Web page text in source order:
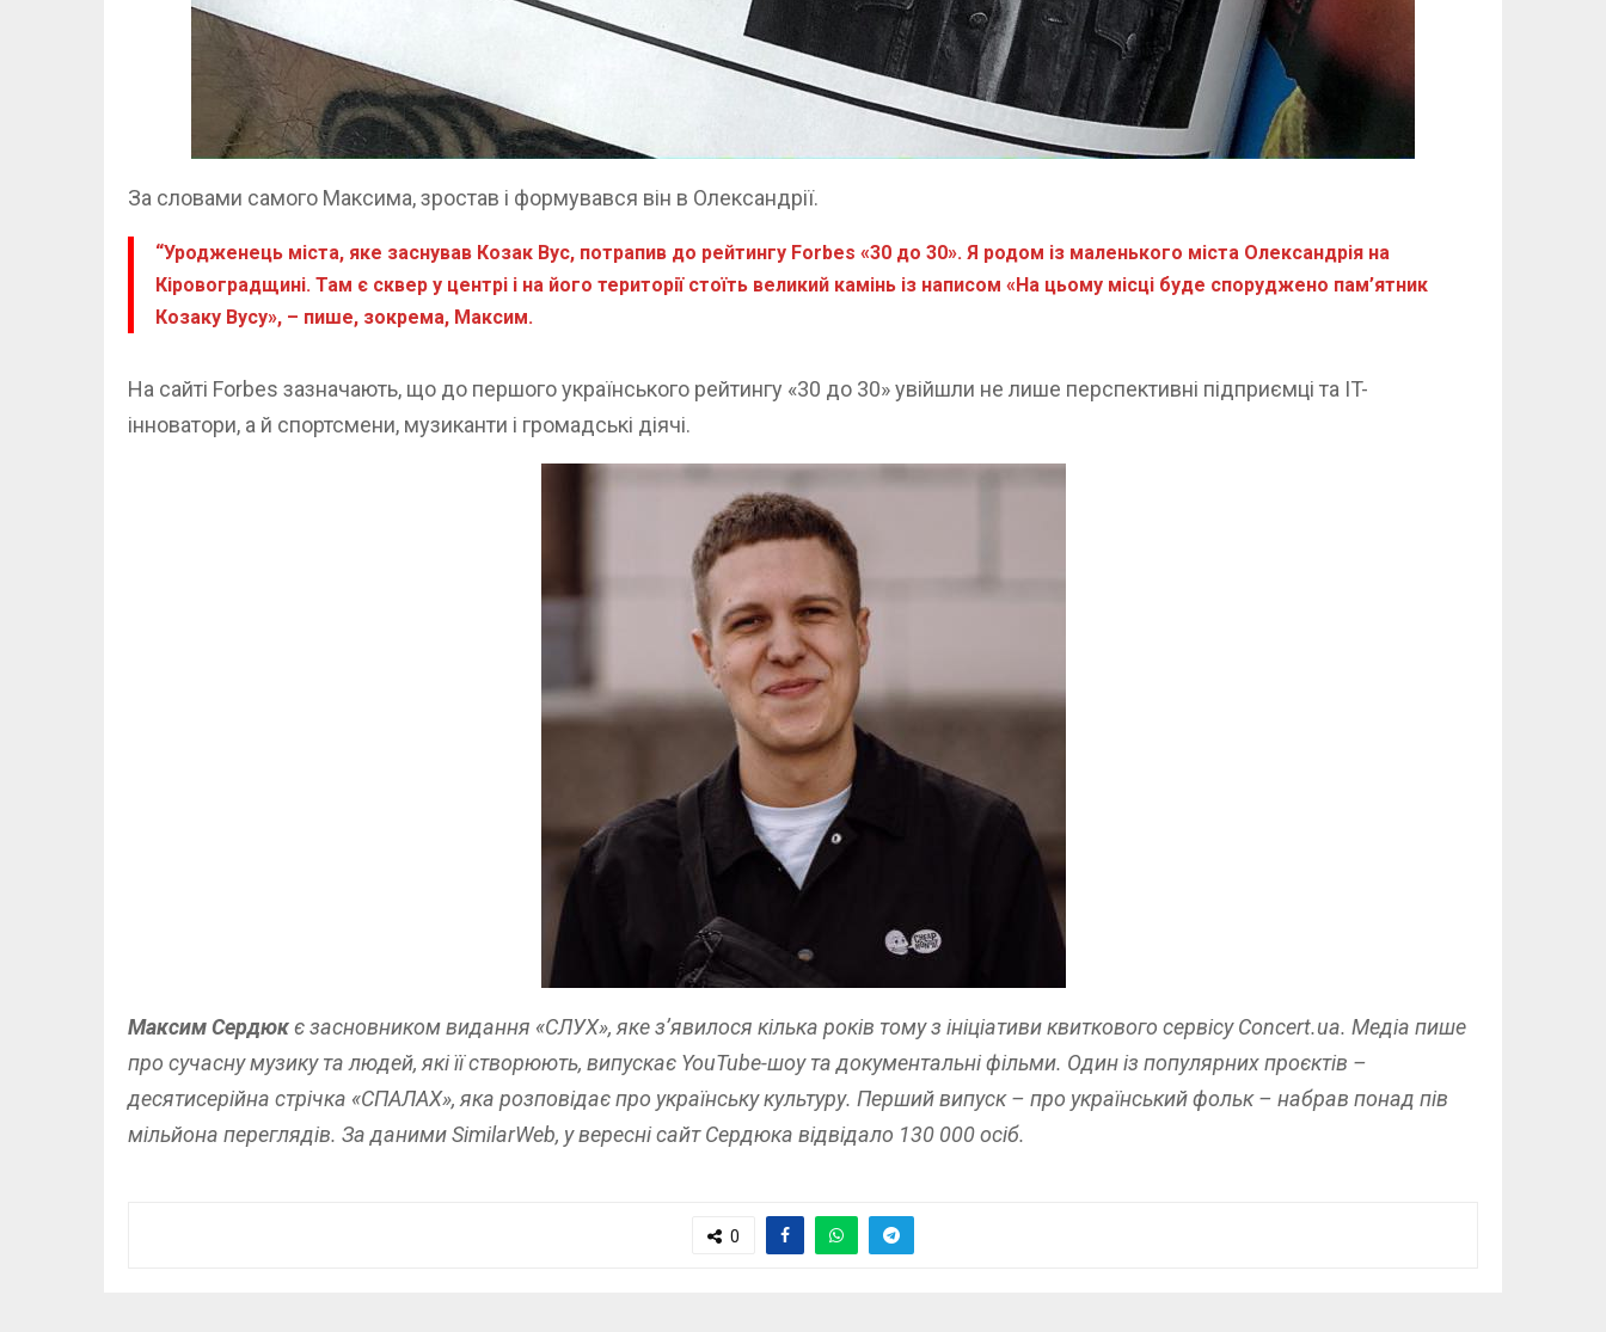
За словами самого Максима, зростав і формувався він в Олександрії.
“Уродженець міста, яке заснував Козак Вус, потрапив до рейтингу Forbes «30 до 30». Я родом із маленького міста Олександрія на
Кіровоградщині. Там є сквер у центрі і на його території стоїть великий камінь із написом «На цьому місці буде споруджено пам’ятник
Козаку Вусу», – пише, зокрема, Максим.
На сайті Forbes зазначають, що до першого українського рейтингу «30 до 30» увійшли не лише перспективні підприємці та IT-
інноватори, а й спортсмени, музиканти і громадські діячі.
Максим Сердюкє засновником видання «СЛУХ», яке з’явилося кілька років тому з ініціативи квиткового сервісу Concert.ua. Медіа пише
про сучасну музику та людей, які її створюють, випускає YouTube-шоу та документальні фільми. Один із популярних проєктів –
десятисерійна стрічка «СПАЛАХ», яка розповідає про українську культуру. Перший випуск – про український фольк – набрав понад пів
мільйона переглядів. За даними SimilarWeb, у вересні сайт Сердюка відвідало 130 000 осіб.
0